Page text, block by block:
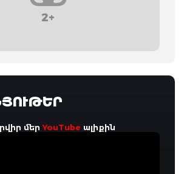
2+
մերYouTube ալիքին